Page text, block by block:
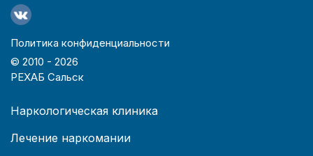
Политика конфиденциальности
© 2010 - 2026
РЕХАБ Сальск
Наркологическая клиника
Лечение наркомании